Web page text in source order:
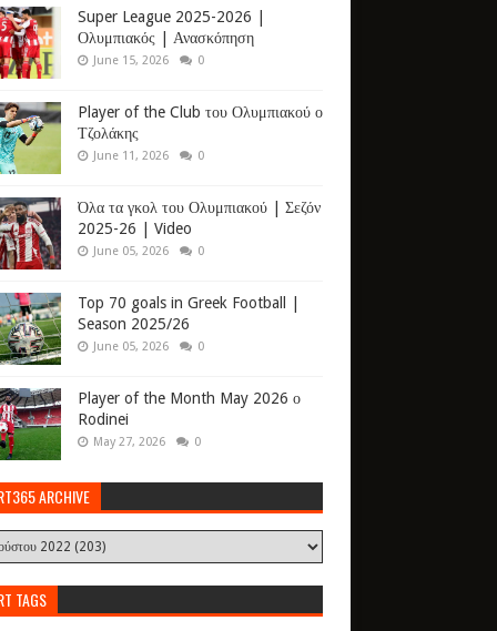
Super League 2025-2026 |
Ολυμπιακός | Ανασκόπηση
June 15, 2026 0
Player of the Club του Ολυμπιακού ο
Τζολάκης
June 11, 2026 0
Όλα τα γκολ του Ολυμπιακού | Σεζόν
2025-26 | Video
June 05, 2026 0
Top 70 goals in Greek Football |
Season 2025/26
June 05, 2026 0
Player of the Month May 2026 ο
Rodinei
May 27, 2026 0
ARCHIVE
TAGS